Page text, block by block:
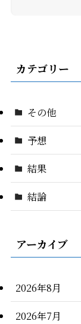
カテゴリー
その他
予想
結果
結論
アーカイブ
2026年8月
2026年7月